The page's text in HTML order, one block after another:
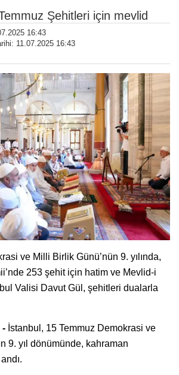
Şehitleri için mevlid
16:43
11.07.2025 16:43
ve Milli Birlik Günü’nün 9. yılında,
253 şehit için hatim ve Mevlid-i
Valisi Davut Gül, şehitleri dualarla
- İstanbul, 15 Temmuz Demokrasi ve
9. yıl dönümünde, kahraman